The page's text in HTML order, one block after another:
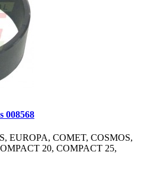
008568
EUROPA, COMET, COSMOS,
20, COMPACT 25,